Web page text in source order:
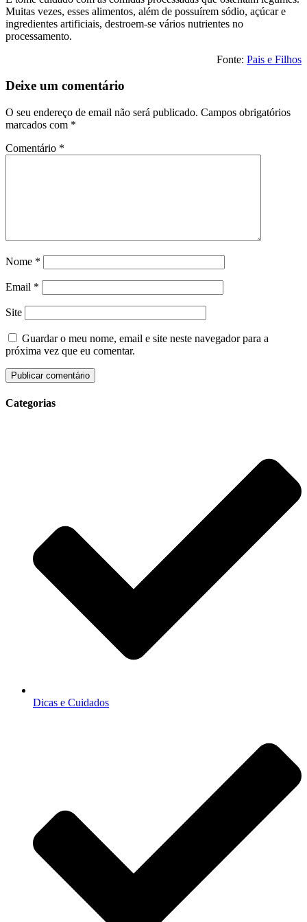
Muitas vezes, esses alimentos, além de possuírem sódio, açúcar e
ingredientes artificiais, destroem-se vários nutrientes no
processamento.
Fonte: Pais e Filhos
Deixe um comentário
O seu endereço de email não será publicado. Campos obrigatórios
marcados com *
Comentário *
Nome *
Email *
Site
Guardar o meu nome, email e site neste navegador para a
próxima vez que eu comentar.
Categorias
Dicas e Cuidados